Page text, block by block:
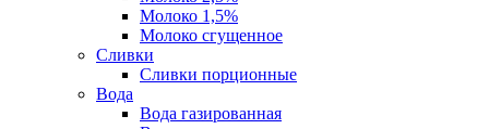
Молоко 1,5%
Молоко сгущенное
Сливки
Сливки порционные
Вода
Вода газированная